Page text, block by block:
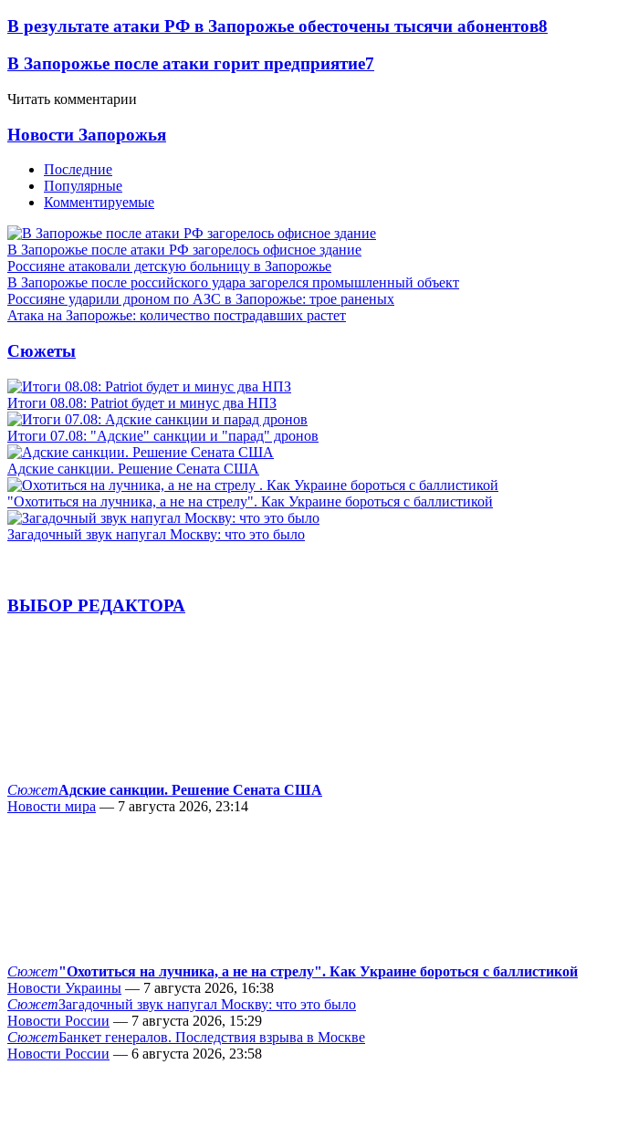
В результате атаки РФ в Запорожье обесточены тысячи абонентов8
В Запорожье после атаки горит предприятие7
Читать комментарии
Новости Запорожья
Последние
Популярные
Комментируемые
В Запорожье после атаки РФ загорелось офисное здание
Россияне атаковали детскую больницу в Запорожье
В Запорожье после российского удара загорелся промышленный объект
Россияне ударили дроном по АЗС в Запорожье: трое раненых
Атака на Запорожье: количество пострадавших растет
Сюжеты
Итоги 08.08: Patriot будет и минус два НПЗ
Итоги 07.08: "Адские" санкции и "парад" дронов
Адские санкции. Решение Сената США
"Охотиться на лучника, а не на стрелу". Как Украине бороться с баллистикой
Загадочный звук напугал Москву: что это было
ВЫБОР РЕДАКТОРА
СюжетАдские санкции. Решение Сената США
Новости мира — 7 августа 2026, 23:14
Сюжет"Охотиться на лучника, а не на стрелу". Как Украине бороться с баллистикой
Новости Украины — 7 августа 2026, 16:38
СюжетЗагадочный звук напугал Москву: что это было
Новости России — 7 августа 2026, 15:29
СюжетБанкет генералов. Последствия взрыва в Москве
Новости России — 6 августа 2026, 23:58